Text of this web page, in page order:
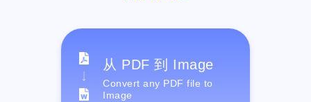
从 PDF 到 Image
Convert any PDF file to
Image